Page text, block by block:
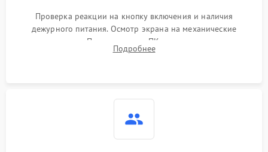
Проверка реакции на кнопку включения и наличия
дежурного питания. Осмотр экрана на механические
повреждения. Подключение к ПК для оценки вывода
изображения, работы подсветки и выявления артефактов на
Подробнее